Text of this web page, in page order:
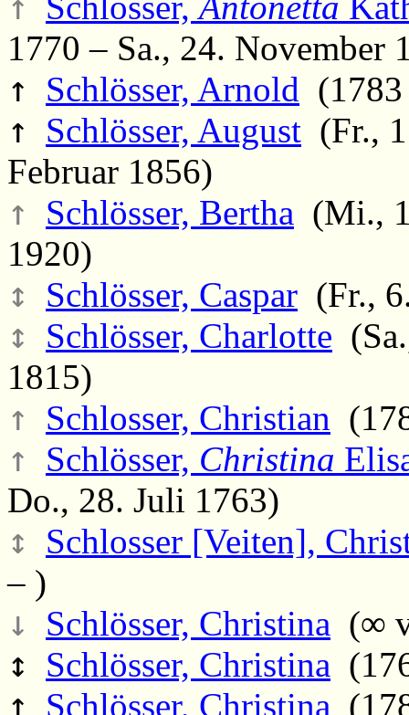
1770 – Sa., 24. November
↑ Schlösser, Arnold
↑ Schlösser, August (Fr.,
Februar 1856)
↑ Schlösser, Bertha (Mi.,
1920)
↕ Schlösser, Caspar (Fr.,
↕ Schlösser, Charlotte
1815)
↑ Schlosser, Christian
↑ Schlösser, Christina
Do., 28. Juli 1763)
↕
Schlosser [Veiten],
– )
↓ Schlösser, Christina (∞
↕ Schlösser, Christina
↑ Schlösser, Christina